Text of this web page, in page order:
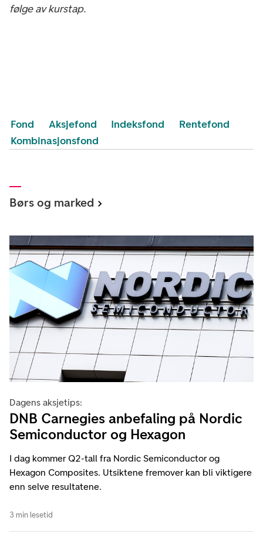
følge av kurstap.
Fond Aksjefond Indeksfond
Rentefond
Kombinasjonsfond
Børs og marked
Dagens aksjetips:
DNB Carnegies anbefaling på Nordic
Semiconductor og Hexagon
I dag kommer Q2-tall fra Nordic Semiconductor og
Hexagon Composites. Utsiktene fremover kan bli viktigere
enn selve resultatene.
3 min lesetid